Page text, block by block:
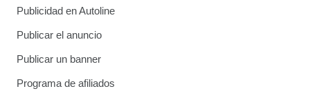
Publicidad en Autoline
Publicar el anuncio
Publicar un banner
Programa de afiliados